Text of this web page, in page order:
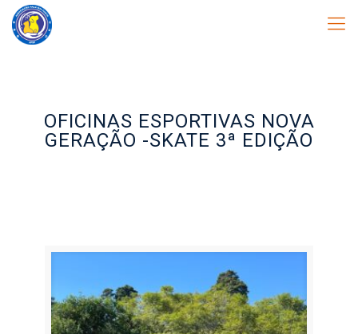
OFICINAS ESPORTIVAS NOVA
GERAÇÃO -SKATE 3ª EDIÇÃO